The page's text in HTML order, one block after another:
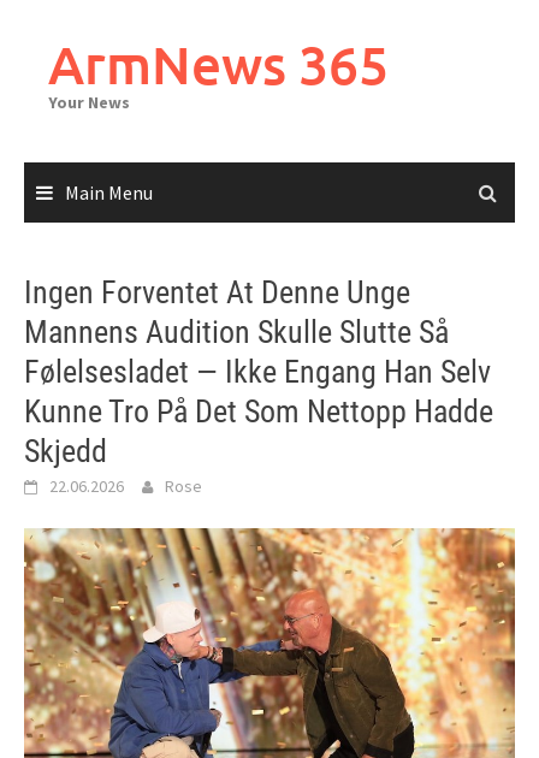
contentArmNews 365
Your News
Main Menu
Ingen Forventet At Denne Unge
Mannens Audition Skulle Slutte Så
Følelsesladet — Ikke Engang Han Selv
Kunne Tro På Det Som Nettopp Hadde
Skjedd
22.06.2026 Rose